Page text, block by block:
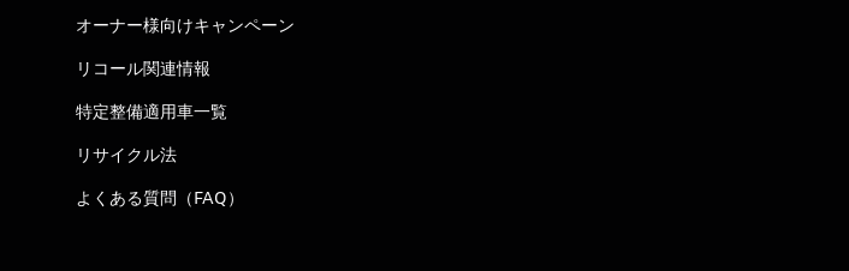
オーナー様向けキャンペーン
リコール関連情報
特定整備適用車一覧
リサイクル法
よくある質問（FAQ）